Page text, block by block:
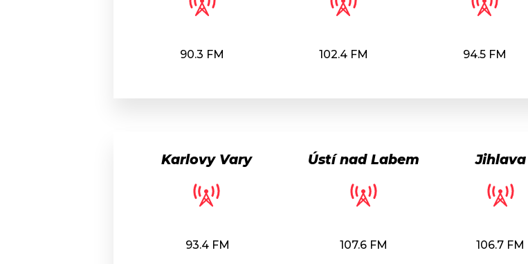
90.3 FM 102.4 FM 94.5 FM
Karlovy Vary
93.4 FM
Ústí nad Labem
107.6 FM
Jihlava
106.7 FM